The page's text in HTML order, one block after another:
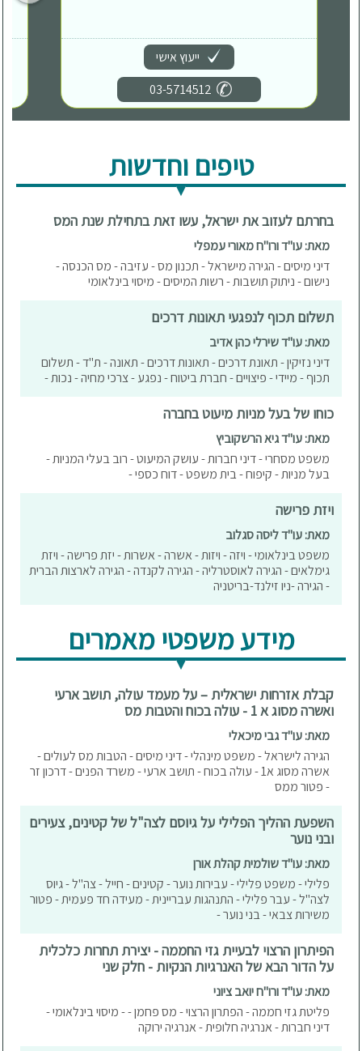
ייעוץ אישי
03-5714512
טיפים וחדשות
בחרתם לעזוב את ישראל, עשו זאת בתחילת שנת המס
מאת: עו"ד ורו"ח מאורי עמפלי
דיני מיסים - הגירה מישראל - תכנון מס - עזיבה - מס הכנסה -
נישום - ניתוק תושבות - רשות המיסים - מיסוי בינלאומי
תשלום תכוף לנפגעי תאונות דרכים
מאת: עו"ד שירלי כהן אדיב
דיני נזיקין - תאונת דרכים - תאונות דרכים - תאונה - ת"ד - תשלום
תכוף - מיידי - פיצויים - חברת ביטוח - נפגע - צרכי מחיה - נכות -
כוחו של בעל מניות מיעוט בחברה
מאת: עו"ד גיא הרשקוביץ
משפט מסחרי - דיני חברות - עושק המיעוט - רוב בעלי המניות -
בעל מניות - קיפוח - בית משפט - דוח כספי -
ויזת פרישה
מאת: עו"ד ליסה סגלוב
משפט בינלאומי - ויזה - ויזות - אשרה - אשרות - יזת פרישה - ויזת
גימלאים - הגירה לאוסטרליה - הגירה לקנדה - הגירה לארצות הברית
- הגירה -ניו זילנד-בריטניה
מידע משפטי מאמרים
קבלת אזרחות ישראלית – על מעמד עולה, תושב ארעי
ואשרה מסוג א 1 - עולה בכוח והטבות מס
מאת: עו"ד גבי מיכאלי
הגירה לישראל - משפט מינהלי - דיני מיסים - הטבות מס לעולים -
אשרה מסוג א1 - עולה בכוח - תושב ארעי - משרד הפנים - דרכון זר
- פטור ממס
השפעת ההליך הפלילי על גיוסם לצה"ל של קטינים, צעירים
ובני נוער
מאת: עו"ד שולמית קהלת אורן
פלילי - משפט פלילי - עבירות נוער - קטינים - חייל - צה"ל - גיוס
לצה"ל - עבר פלילי - התנהגות עבריינית - מעידה חד פעמית - פטור
משירות צבאי - בני נוער -
הפיתרון הרצוי לבעיית גזי החממה - יצירת תחרות כלכלית
על הדור הבא של האנרגיות הנקיות - חלק שני
מאת: עו"ד ורו"ח יואב ציוני
פליטת גזי חממה - הפתרון הרצוי - מס פחמן - - מיסוי בינלאומי -
דיני חברות - אנרגיה חלופית - אנרגיה ירוקה